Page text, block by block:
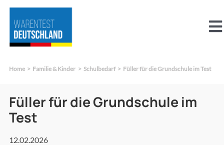
Zum
Inhalt
springen
Home Familie & Kinder Schulbedarf Füller für die Grundschule im Test
Füller für die Grundschule im
Test
12.02.2026